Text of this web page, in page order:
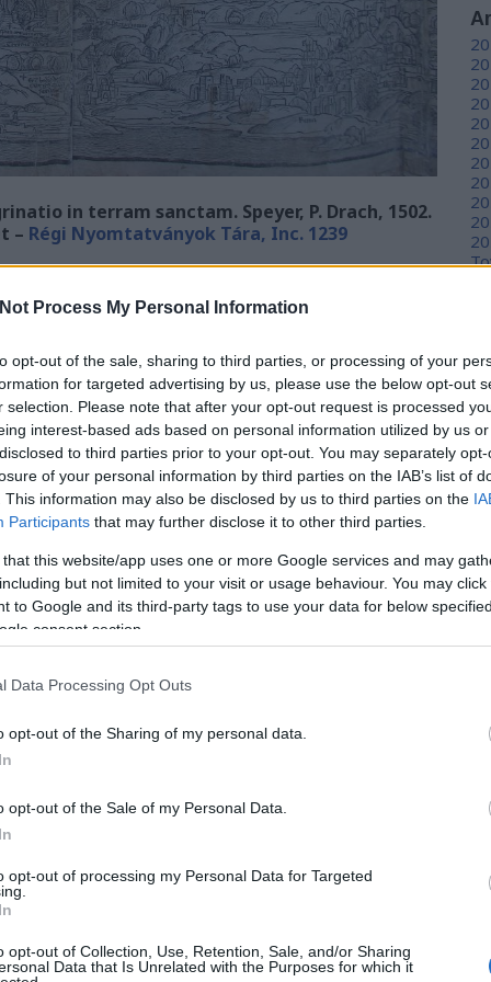
Process My Personal Information
opt-out of the sale, sharing to third parties, or processing of your
for targeted advertising by us, please use the below opt-out
selection. Please note that after your opt-out request is processed
interest-based ads based on personal information utilized by us
to third parties prior to your opt-out. You may separately
of your personal information by third parties on the IAB’s list of
This information may also be disclosed by us to third parties on the
Participants that may further disclose it to other third parties.
that this website/app uses one or more Google services and may
but not limited to your visit or usage behaviour. You may
to Google and its third-party tags to use your data for below
consent section.
Data Processing Opt Outs
opt-out of the Sharing of my personal data.
opt-out of the Sale of my Personal Data.
opt-out of processing my Personal Data for Targeted
opt-out of Collection, Use, Retention, Sale, and/or Sharing
Data that Is Unrelated with the Purposes for which it
in terram sanctam. Speyer, P. Drach, 1502.
– Régi Nyomtatványok Tára, Inc. 1239
a látkép erényeit ötvöző műalkotást minden idők
számon. Alkotója olyan eredeti művészi
idegennek tartanánk egy megbízhatónak
annak érdekében, hogy Jeruzsálemnek a
minél élethűbben bemutathassa, a város
hogy a teljes művet topográfiailag eltorzítva,
A leghatásosabb nézet érdekében még azt a
hogy a térkép keleti tájolásától eltérően, magát a
APeregrinatiohatalmas siker volt a maga korában,
mintegy negyedszázadon át kiadták. A Jankovich-
(1445 k.–1504) kiadásában. Drach ehhez az
nem az eredeti mű fadúcairól nyomtatta az
hű másolatokat készíttetett. A
van, ezért annak csupán egy, a központi,
Honterus (1498–1549) által készített Erdély-
térkép, amelyet a történelmi Magyarországon
Honterus az 1521 és 1525 közötti években a
ismereteit. Erdély-térképének első
1532-ben készítette, ahol a térkép mellett két
térkép első változatával Honterus azonban
ban vagy nem sokkal azt követően, az eredeti
módosítva Brassóban újra kiadta. A módosítás
nagy méretű, díszkeretbe helyezett latin és német
valamint a nagyszebeni városi tanácsnak tett
kiadásnak csupán töredékei ismertek, a ma
egykoron a Jankovich-térképgyűjteményhez
egyik pótolhatatlan kincse.
(
(
(18